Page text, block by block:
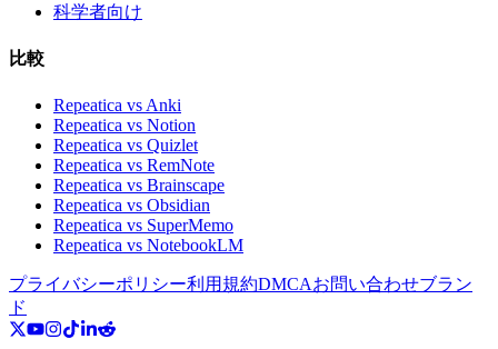
科学者向け
比較
Repeatica vs Anki
Repeatica vs Notion
Repeatica vs Quizlet
Repeatica vs RemNote
Repeatica vs Brainscape
Repeatica vs Obsidian
Repeatica vs SuperMemo
Repeatica vs NotebookLM
プライバシーポリシー利用規約DMCAお問い合わせブラン
ド